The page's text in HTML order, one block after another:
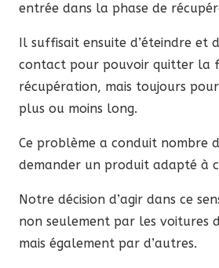
entrée dans la phase de
Il suffisait ensuite d’éteindre et
contact pour pouvoir quitter la
récupération, mais toujours
plus ou moins long.
Ce problème a conduit nombre
demander un produit adapté à
Notre décision d’agir dans ce
non seulement par les voitures
mais également par d’autres.